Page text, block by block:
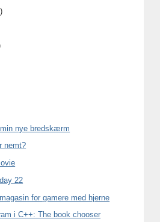
nye bredskærm
nemt?
22
for gamere med hjerne
i C++: The book chooser